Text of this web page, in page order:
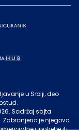
u Srbiji, deo
. Sadržaj sajta
. Zabranjeno je njegovo
upotrebe ili